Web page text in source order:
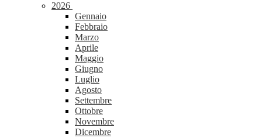
2026
Gennaio
Febbraio
Marzo
Aprile
Maggio
Giugno
Luglio
Agosto
Settembre
Ottobre
Novembre
Dicembre